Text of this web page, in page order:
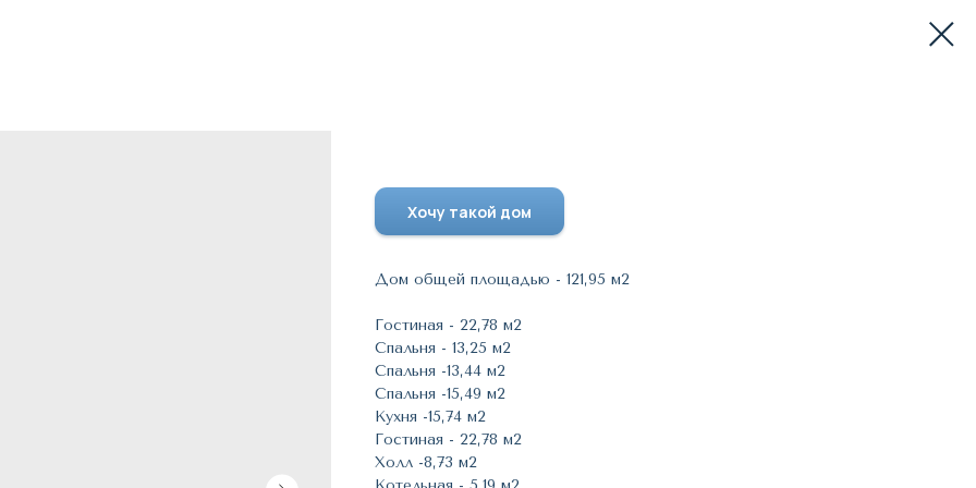
Хочу такой дом
Дом общей площадью - 121,95 м2
Гостиная - 22,78 м2
Спальня - 13,25 м2
Спальня -13,44 м2
Спальня -15,49 м2
Кухня -15,74 м2
Гостиная - 22,78 м2
Холл -8,73 м2